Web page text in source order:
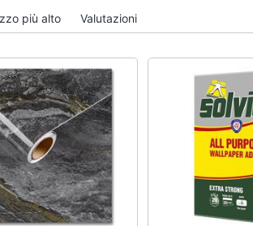
più alto Valutazioni